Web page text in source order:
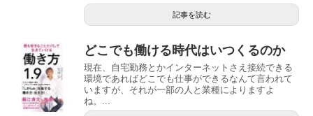
記事を読む
どこでも働ける時代はいつくるのか
現在、自宅勤務とかインターネットさえ接続できる
環境であればどこでも仕事ができるなんて言われて
いますが、それが一部の人と業種によりますよ
ね。...